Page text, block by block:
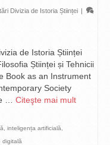
Divizia de Istoria Științei |
de Istoria Științei
Științei și Tehnicii
Book as an Instrument
Society
… Citeşte mai mult
inteligența artificială
digitală